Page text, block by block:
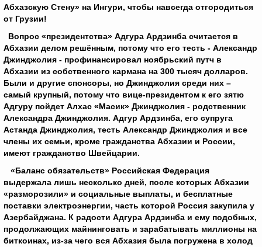
Абхазскую Стену» на Ингури, чтобы навсегда отгородиться
от Грузии!
Вопрос «президентства» Адгура Ардзинба считается в
Абхазии делом решённым, потому что его тесть - Александр
Джинджолия - профинансировал ноябрьский путч в
Абхазии из собственного кармана на 300 тысяч долларов.
Были и другие спонсоры, но Джинджолия среди них –
самый крупный, потому что вице-президентом к его зятю
Адгуру пойдет Алхас «Масик» Джинджолия - родственник
Александра Джинджолия. Адгур Ардзинба, его супруга
Астанда Джинджолия, тесть Александр Джинджолия и все
члены их семьи, кроме гражданства Абхазии и России,
имеют гражданство Швейцарии.
«Баланс обязательств» Российская Федерация
выдержала лишь несколько дней, после которых Абхазии
«разморозили» и социальные выплаты, и бесплатные
поставки электроэнергии, часть которой Россия закупила у
Азербайджана. К радости Адгура Ардзинба и ему подобных,
продолжающих майнинговать и зарабатывать миллионы на
биткоинах, из-за чего вся Абхазия была погружена в холод